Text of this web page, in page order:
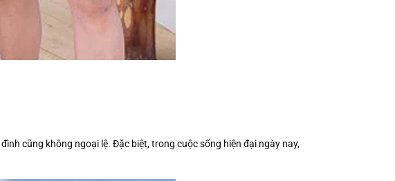
cũng không ngoại lệ. Đặc biệt, trong cuộc sống hiện đại ngày nay,